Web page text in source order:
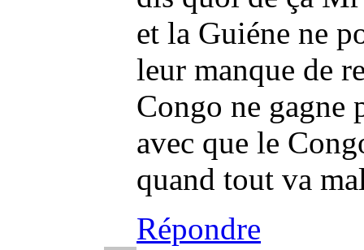
et la Guiéne ne
leur manque de
Congo ne gagne
avec que le
quand tout va
Répondre